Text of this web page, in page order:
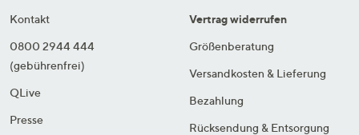
Kontakt
0800 2944 444
(gebührenfrei)
QLive
Presse
Vertrag widerrufen
Größenberatung
Versandkosten & Lieferung
Bezahlung
Rücksendung & Entsorgung